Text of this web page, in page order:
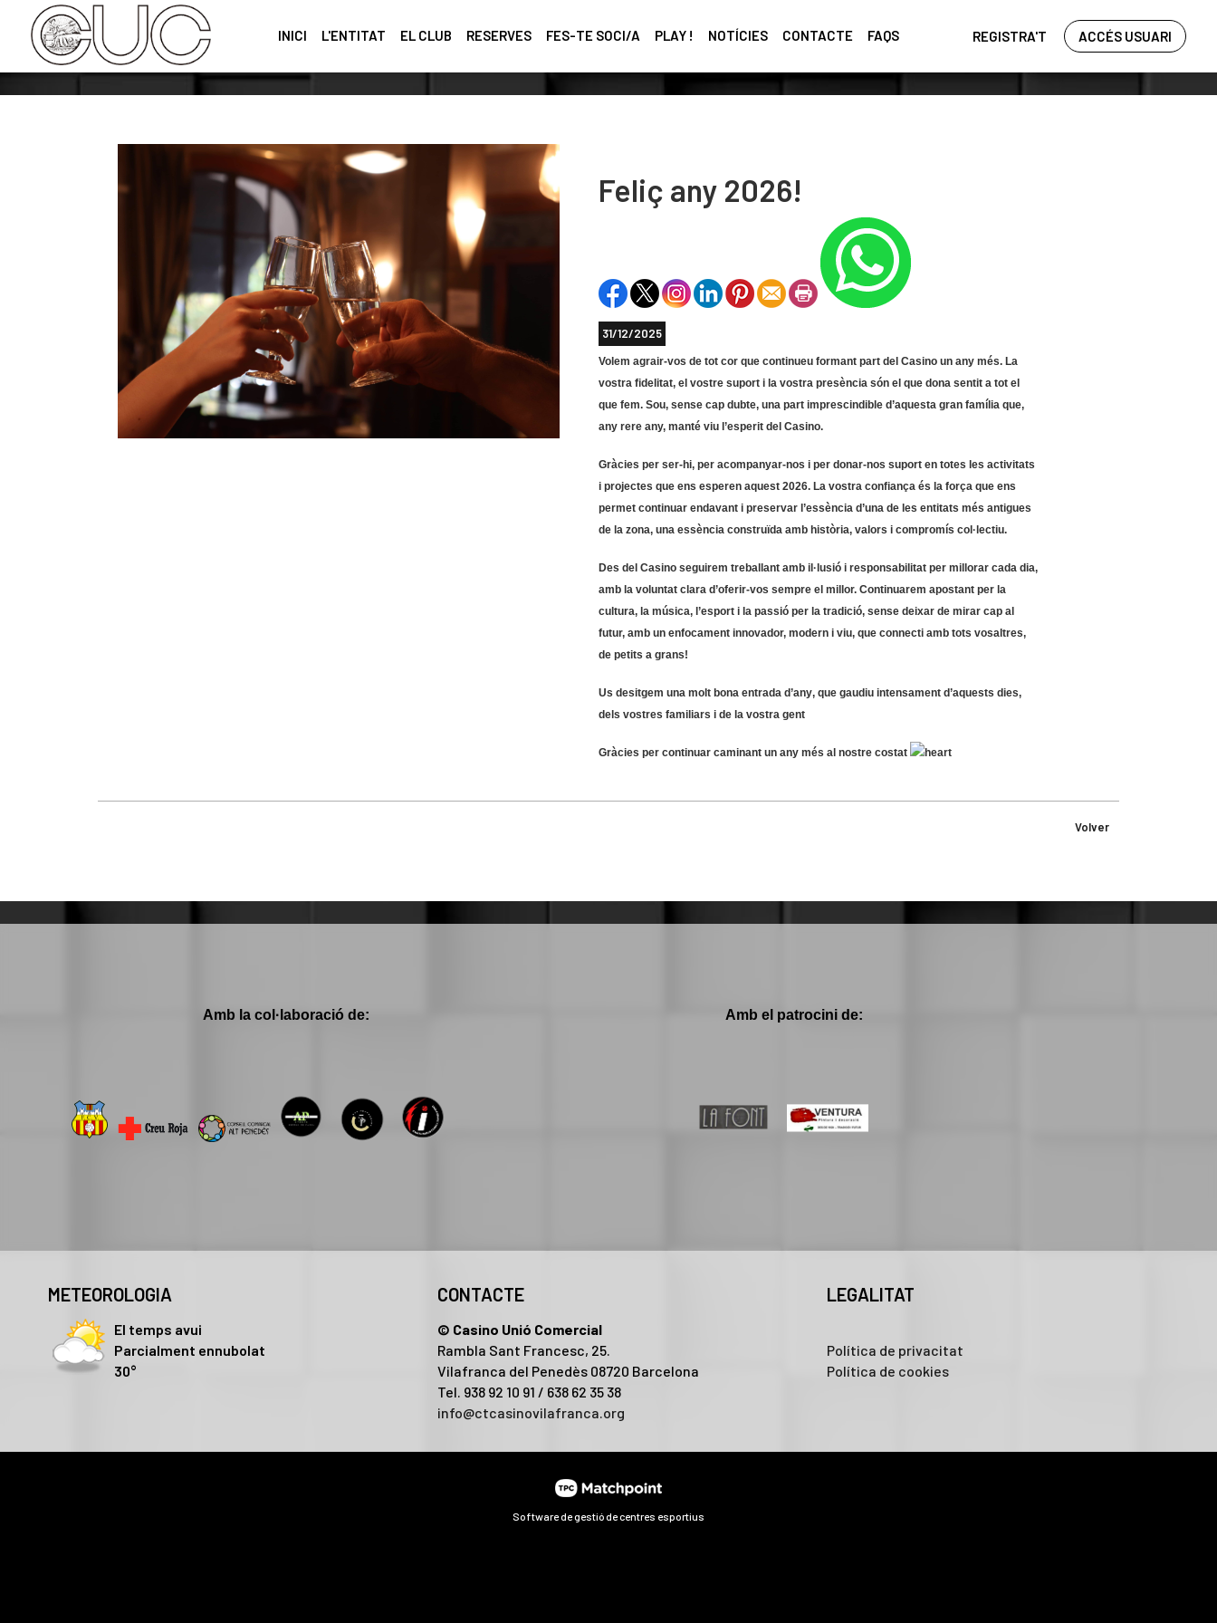
REGISTRA'T ACCÉS USUARI
INICI L'ENTITAT EL CLUB RESERVES FES-TE SOCI/A PLAY ! NOTÍCIES CONTACTE FAQS
Feliç any 2026!
31/12/2025
Volem agrair-vosde tot cor que continueu formant part del Casino un any més. La
vostra fidelitat, el vostre suport i la vostra presència són el que dona sentit a tot el
que fem. Sou, sense cap dubte,una part imprescindible d’aquesta gran família que,
any rere any, manté viu l’esperit del Casino.
Gràcies per ser-hi, per acompanyar-nos i per donar-nos suport en totes les activitats
i projectes que ens esperen aquest2026. La vostra confiança és la força que ens
permet continuar endavant i preservar l’essència d’una de les entitats més antigues
de la zona, una essència construïda amb història, valors i compromís col·lectiu.
Des del Casino seguirem treballant amb il·lusió i responsabilitat permillorar cada dia,
amb la voluntat clara d’oferir-vos sempre el millor. Continuarem apostant per la
cultura, la música, l’esport i la passió per la tradició, sense deixar de mirar cap al
futur, amb un enfocamentinnovador, modern i viu, que connecti amb tots vosaltres,
de petits a grans!
Us desitgem unamolt bona entrada d’any, que gaudiu intensament d’aquests dies,
dels vostres familiars i de la vostra gent
Gràcies per continuar caminant un any més al nostre costat
Volver
Amb la col·laboració de: Amb el patrocini de:
METEOROLOGIA
El temps avui
Parcialment ennubolat
30°
CONTACTE
© Casino Unió Comercial
Rambla Sant Francesc, 25.
Vilafranca del Penedès 08720 Barcelona
Tel. 938 92 10 91 / 638 62 35 38
info@ctcasinovilafranca.org
LEGALITAT
Política de privacitat
Política de cookies
Software de gestió de centres esportius